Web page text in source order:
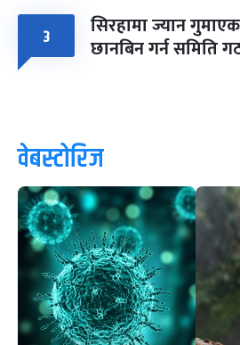
३ सिरहामा ज्यान
छानबिन गर्न समिति
वेबस्टोरिज